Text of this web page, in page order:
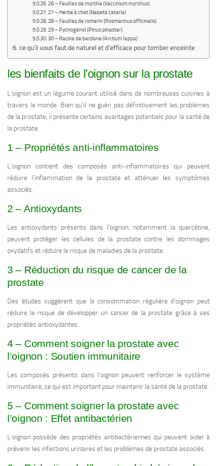
26 – Feuilles de myrtille (Vaccinium myrtillus)
27 – Herbe à chat (Nepeta cataria)
28 – Feuilles de romarin (Rosmarinus officinalis)
29 – Pycnogénol (Pinus pinaster)
30 – Racine de bardane (Arctium lappa)
ce qu’il vous faut de naturel et d’efficace pour tomber enceinte
les bienfaits de l’oignon sur la prostate
L’oignon est un légume courant utilisé dans de nombreuses cuisines à
travers le monde. Bien qu’il ne guéri pas définitivement les problèmes
de la prostate, il présente certains avantages potentiels pour la santé de
la prostate.
1 – Propriétés anti-inflammatoires
L’oignon contient des composés anti-inflammatoires qui peuvent
réduire l’inflammation de la prostate et atténuer les symptômes
associés.
2 – Antioxydants
Les antioxydants présents dans l’oignon, notamment la quercétine,
peuvent protéger les cellules de la prostate contre les dommages
oxydatifs et réduire le risque de maladies de la prostate.
3 – Réduction du risque de cancer de la
prostate
Des études suggèrent que la consommation régulière d’oignon peut
réduire le risque de développer un cancer de la prostate grâce à ses
propriétés antioxydantes.
4 – Comment soigner la prostate avec
l’oignon : Soutien immunitaire
Les composés présents dans l’oignon peuvent renforcer le système
immunitaire, ce qui est important pour maintenir la santé de la prostate.
5 – Comment soigner la prostate avec
l’oignon : Effet antibactérien
L’oignon possède des propriétés antibactériennes qui peuvent aider à
prévenir les infections urinaires et les problèmes de prostate associés.